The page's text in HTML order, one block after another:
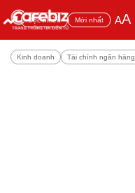
Đọc nhiều Mới nhất AA
Kinh doanh Tài chính ngân hàng